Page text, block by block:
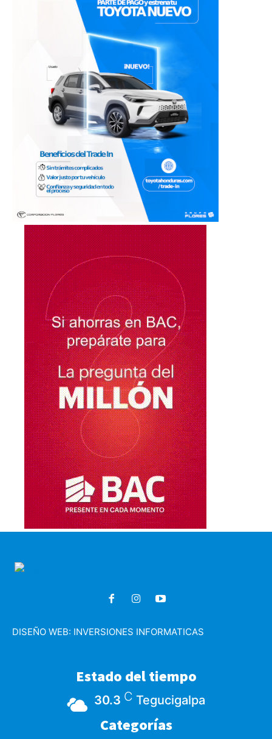
DISEÑO WEB: INVERSIONES INFORMATICAS
Estado del tiempo
30.3 C Tegucigalpa
Categorías